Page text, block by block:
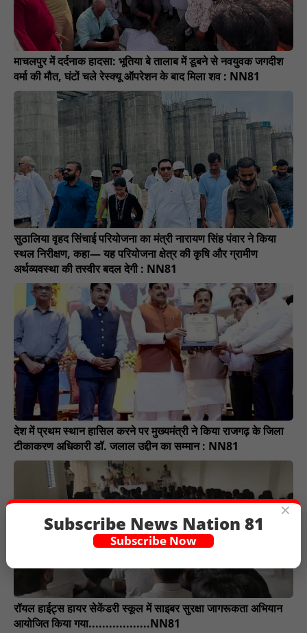
माचलपुर में दर्दनाक हादसा: भूतिया बे तालाब में डूबने से नवयुवक जगदीश
वर्मा की मौत, घंटों चले रेस्क्यू ऑपरेशन के बाद मिला शव : NN81
सुठालिया वृहद सिंचाई परियोजना का मंत्री नारायण सिंह पंवार ने किया
स्थल निरीक्षण, कहा— यह परियोजना क्षेत्र की कृषि और ग्रामीण
अर्थव्यवस्था की तस्वीर बदल देगी : NN81
देश में प्रथम स्थान हासिल करने पर मुख्यमंत्री ने किया राजगढ़ के जिला
टीकाकरण अधिकारी डॉ. जलाल उद्दीन का सम्मान : NN81
रॉयल हाईट्स हायर सेकेंडरी स्कूल में साइबर सुरक्षा जागरूकता अभियान
आयोजित किया गया..................NN81
×
Subscribe News Nation 81
Subscribe Now